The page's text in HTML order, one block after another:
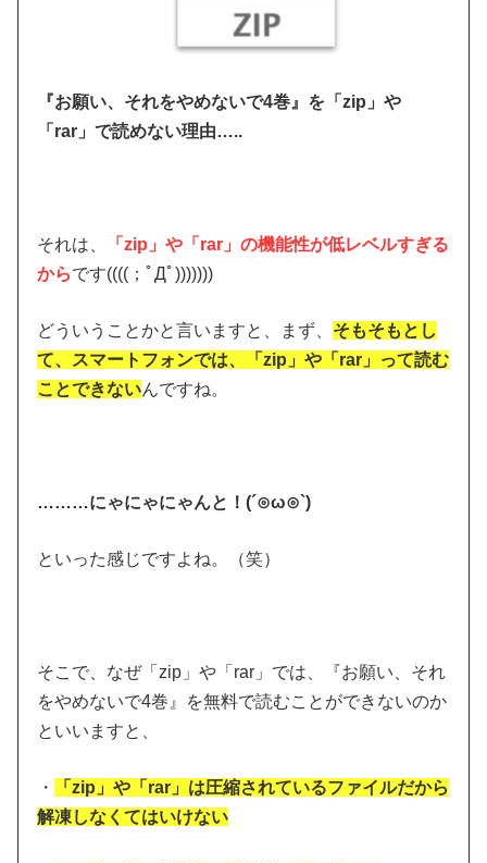
『お願い、それをやめないで4巻』を「zip」や
「rar」で読めない理由…..
それは、
「zip」や「rar」の機能性が低レベルすぎる
からです((((；ﾟДﾟ)))))))
どういうことかと言いますと、まず、 そもそもとし
て、スマートフォンでは、「zip」や「rar」って読む
ことできないんですね。
………にゃにゃにゃんと！(´⊙ω⊙`)
といった感じですよね。（笑）
そこで、なぜ「zip」や「rar」では、『お願い、それ
をやめないで4巻』を無料で読むことができないのか
といいますと、
・
「zip」や「rar」は圧縮されているファイルだから
解凍しなくてはいけない